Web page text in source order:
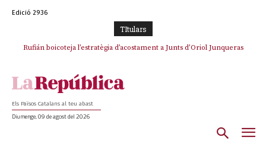
Edició 2936
TItulars
Rufián boicoteja l’estratègia d’acostament a Junts d’Oriol Junqueras
Els Països Catalans al teu abast
Diumenge, 09 de agost del 2026